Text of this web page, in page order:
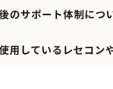
のサポート体制につ
用しているレセコン